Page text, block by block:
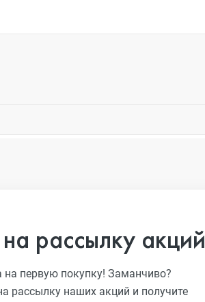
рассылку акций
на первую покупку! Заманчиво?
рассылку наших акций и получите